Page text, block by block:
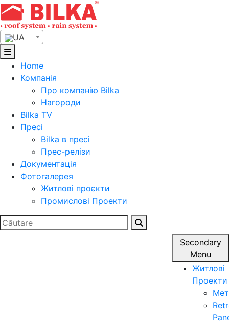
Skip
to
content
UA
Home
Компанія
Про компанію Bilka
Нагороди
Bilka TV
Пресі
Bilka в пресі
Прес-релізи
Документація
Фотогалерея
Житлові проєкти
Промислові Проекти
Search
for:
Secondary
Menu
Житлові
Проекти